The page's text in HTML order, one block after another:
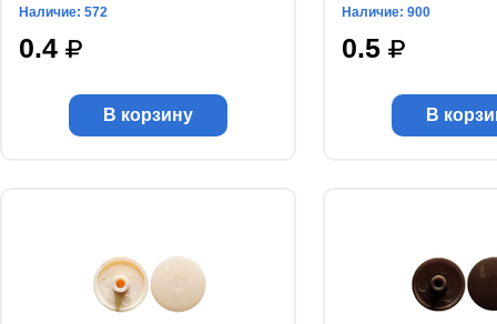
Наличие: 572
0.4
В корзину
Наличие: 900
0.5
В